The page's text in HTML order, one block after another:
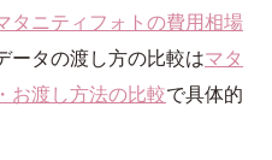
タニティフォトの費用相場
ータの渡し方の比較はマタ
お渡し方法の比較で具体的